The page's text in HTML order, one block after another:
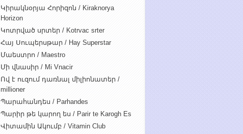
Կիրակնօրյա Հորիզոն / Kiraknorya
Horizon
Կոտրված սրտեր / Kotrvac srter
Հայ Սուպերսթար / Hay Superstar
Մաեստրո / Maestro
Մի վնասիր / Mi Vnacir
Ով է ուզում դառնալ միլիոնատեր /
millioner
Պարահանդես / Parhandes
Պարիր թե կարող ես / Parir te Karogh Es
Վիտամին Ակումբ / Vitamin Club